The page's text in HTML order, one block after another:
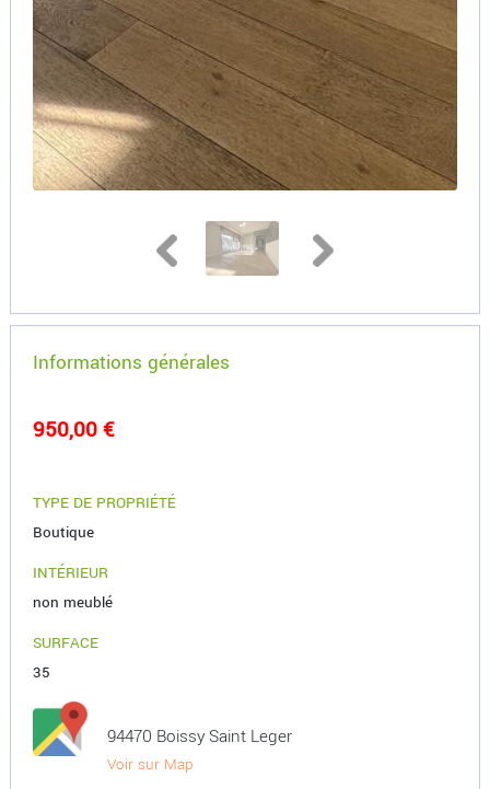
Informations générales
950,00 €
TYPE DE PROPRIÉTÉ
Boutique
INTÉRIEUR
non meublé
SURFACE
35
94470 Boissy Saint Leger
Voir sur Map